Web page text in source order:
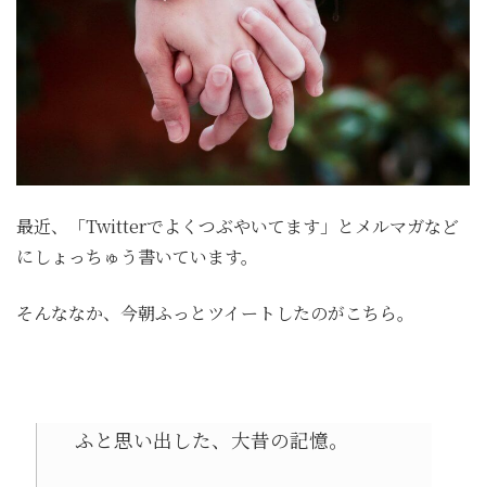
最近、「Twitterでよくつぶやいてます」とメルマガなど
にしょっちゅう書いています。
そんななか、今朝ふっとツイートしたのがこちら。
ふと思い出した、大昔の記憶。